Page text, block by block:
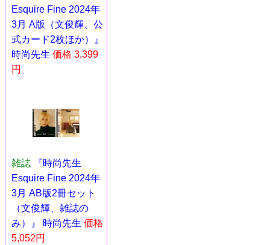
Esquire Fine 2024年
3月 A版（文俊輝、公
式カード2枚ほか）』
時尚先生 価格 3,399
円
雑誌
『時尚先生
Esquire Fine 2024年
3月 AB版2冊セット
（文俊輝、雑誌の
み）』 時尚先生 価格
5,052円